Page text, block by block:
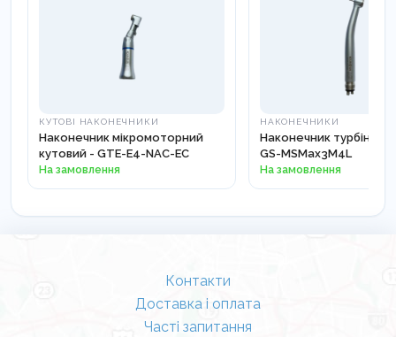
КУТОВІ НАКОНЕЧНИКИ
Наконечник мікромоторний
кутовий - GTE-E4-NAC-EC
На замовлення
НАКОНЕЧНИКИ
Наконечник турбінний
GS-MSMax3M4L
На замовлення
Контакти
Доставка і оплата
Часті запитання